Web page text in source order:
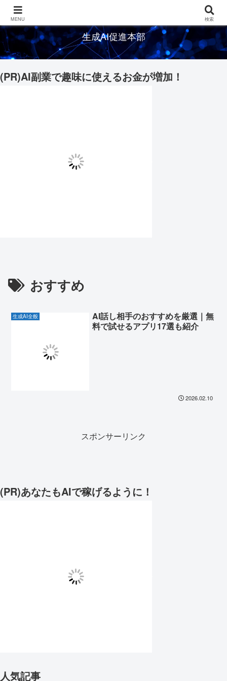
生成AI促進本部
(PR)AI副業で趣味に使えるお金が増加！
おすすめ
生成AI全般
AI話し相手のおすすめを厳選｜無
料で試せるアプリ17選も紹介
2026.02.10
スポンサーリンク
(PR)あなたもAIで稼げるように！
人気記事
MENU 検索